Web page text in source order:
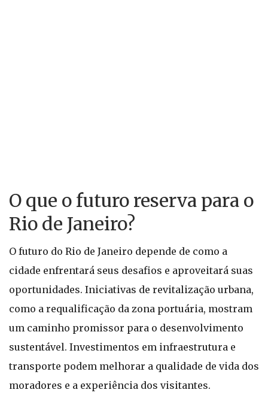
O que o futuro reserva para o
Rio de Janeiro?
O futuro do Rio de Janeiro depende de como a
cidade enfrentará seus desafios e aproveitará suas
oportunidades. Iniciativas de revitalização urbana,
como a requalificação da zona portuária, mostram
um caminho promissor para o desenvolvimento
sustentável. Investimentos em infraestrutura e
transporte podem melhorar a qualidade de vida dos
moradores e a experiência dos visitantes.